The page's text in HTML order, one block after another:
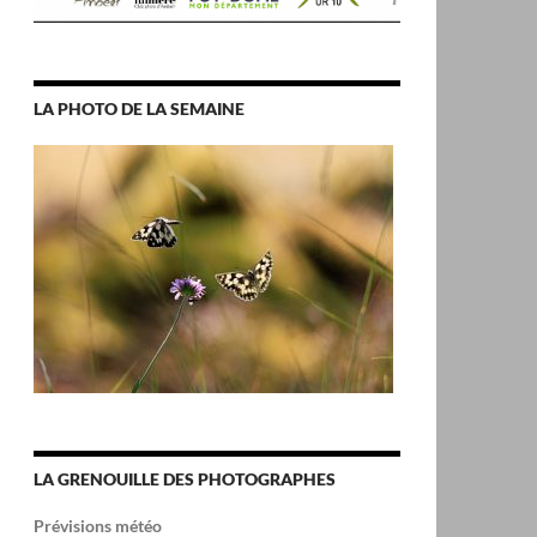
LA PHOTO DE LA SEMAINE
LA GRENOUILLE DES PHOTOGRAPHES
Prévisions météo